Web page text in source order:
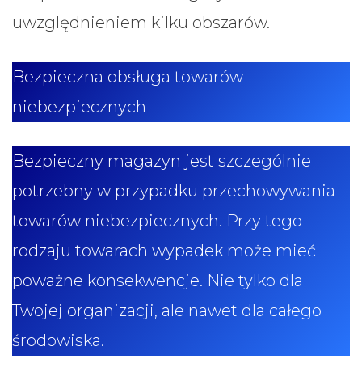
uwzględnieniem kilku obszarów.
Bezpieczna obsługa towarów
niebezpiecznych
Bezpieczny magazyn jest szczególnie
potrzebny w przypadku przechowywania
towarów niebezpiecznych. Przy tego
rodzaju towarach wypadek może mieć
poważne konsekwencje. Nie tylko dla
Twojej organizacji, ale nawet dla całego
środowiska.